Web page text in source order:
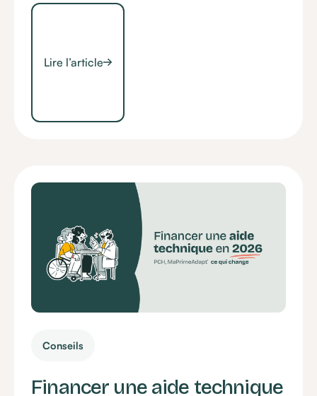
Lire l’article
Conseils
Financer une aide technique